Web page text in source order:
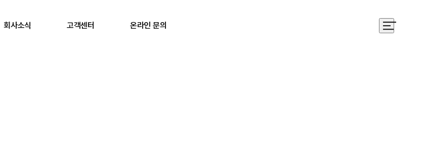
회사소식 고객센터 온라인 문의